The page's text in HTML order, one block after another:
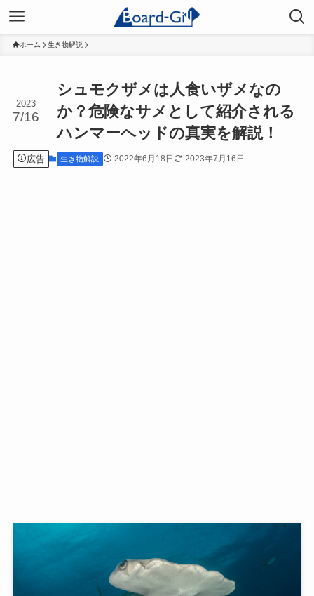
ホーム 生き物解説
シュモクザメは人食いザメなの
か？危険なサメとして紹介される
ハンマーヘッドの真実を解説！
2023
7/16
広告 生き物解説 2022年6月18日 2023年7月16日